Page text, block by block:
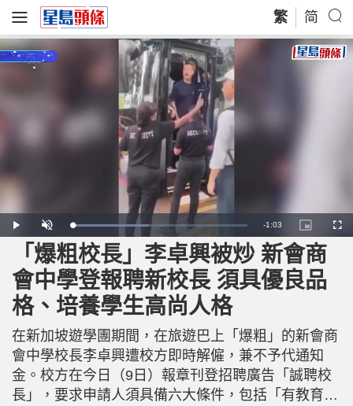
繁 简
P
l
U
n
m
u
L
o
a
d
e
d
:
4
4
.
2
1
R
e
m
n
i
n
-1:03
P
i
c
t
i
c
r
e
F
u
「爆粗校長」李卓興被炒 新會商
會中學登報聘新校長 須具優良品
格、培養學生高尚人格
在新加坡遊學團期間，在旅遊巴上「爆粗」的新會商
會中學校長李卓興遭校方即時解僱，兼不予代通知
金。校方在今日（9日）報章刊登招聘廣告「誠聘校
長」，要求申請人須具備六大條件，包括「有教育抱